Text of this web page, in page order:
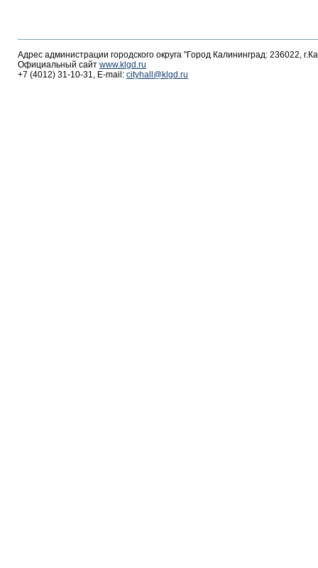
Адрес администрации городского округа "Город Калининград: 236022,
Официальный сайт www.klgd.ru
+7 (4012) 31-10-31, E-mail: cityhall@klgd.ru